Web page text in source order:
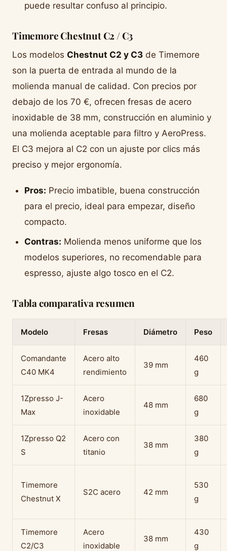
puede resultar confuso al principio.
Timemore Chestnut C2 / C3
Los modelos Chestnut C2 y C3 de Timemore
son la puerta de entrada al mundo de la
molienda manual de calidad. Con precios por
debajo de los 70 €, ofrecen fresas de acero
inoxidable de 38 mm, construcción en aluminio y
una molienda aceptable para filtro y AeroPress.
El C3 mejora al C2 con un ajuste por clics más
preciso y mejor ergonomía.
Pros: Precio imbatible, buena construcción
para el precio, ideal para empezar, diseño
compacto.
Contras: Molienda menos uniforme que los
modelos superiores, no recomendable para
espresso, ajuste algo tosco en el C2.
Tabla comparativa resumen
Modelo Fresas Diámetro Peso
Comandante
C40 MK4
Acero alto
rendimiento
39 mm
460
g
1Zpresso J-
Max
Acero
inoxidable
48 mm
680
g
1Zpresso Q2
S
Acero con
titanio
38 mm
380
g
Timemore
Chestnut X
S2C acero 42 mm
530
g
Timemore
C2/C3
Acero
inoxidable
38 mm
430
g